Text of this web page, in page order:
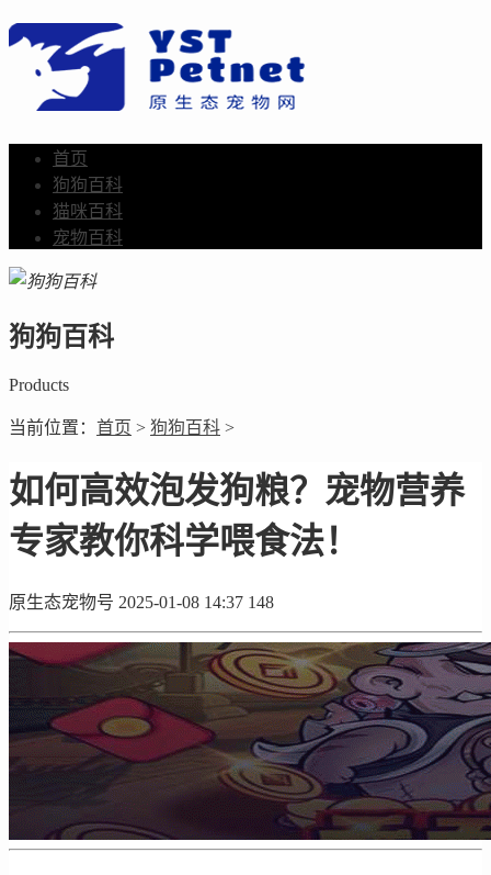
首页
狗狗百科
猫咪百科
宠物百科
狗狗百科
Products
当前位置： 首页 > 狗狗百科 >
如何高效泡发狗粮？宠物营养
专家教你科学喂食法！
原生态宠物号 2025-01-08 14:37 148